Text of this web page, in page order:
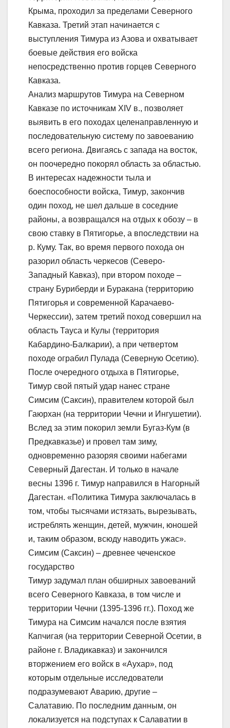
Крыма, проходил за пределами Северного
Кавказа. Третий этап начинается с
выступления Тимура из Азова и охватывает
боевые действия его войска
непосредственно против горцев Северного
Кавказа.
Анализ маршрутов Тимура на Северном
Кавказе по источникам XIV в., позволяет
выявить в его походах целенаправленную и
последовательную систему по завоеванию
всего региона. Двигаясь с запада на восток,
он поочередно покорял область за областью.
В интересах надежности тыла и
боеспособности войска, Тимур, закончив
один поход, не шел дальше в соседние
районы, а возвращался на отдых к обозу – в
свою ставку в Пятигорье, а впоследствии на
р. Куму. Так, во время первого похода он
разорил область черкесов (Северо-
Западный Кавказ), при втором походе –
страну Буриберди и Буракана (территорию
Пятигорья и современной Карачаево-
Черкессии), затем третий поход совершил на
область Тауса и Кулы (территория
Кабардино-Балкарии), а при четвертом
походе ограбил Пулада (Северную Осетию).
После очередного отдыха в Пятигорье,
Тимур свой пятый удар нанес стране
Симсим (Саксин), правителем которой был
Гаюрхан (на территории Чечни и Ингушетии).
Вслед за этим покорил земли Бугаз-Кум (в
Предкавказье) и провел там зиму,
одновременно разоряя своими набегами
Северный Дагестан. И только в начале
весны 1396 г. Тимур направился в Нагорный
Дагестан. «Политика Тимура заключалась в
том, чтобы тысячами истязать, вырезывать,
истреблять женщин, детей, мужчин, юношей
и, таким образом, всюду наводить ужас».
Симсим (Саксин) – древнее чеченское
государство
Тимур задумал план обширных завоеваний
всего Северного Кавказа, в том числе и
территории Чечни (1395-1396 гг.). Поход же
Тимура на Симсим начался после взятия
Капчигая (на территории Северной Осетии, в
районе г. Владикавказ) и закончился
вторжением его войск в «Аухар», под
которым отдельные исследователи
подразумевают Аварию, другие –
Салатавию. По последним данным, он
локализуется на подступах к Салаватии в